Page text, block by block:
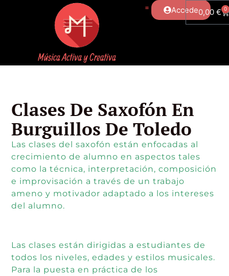
Accede0,00 € 0
Clases De Saxofón En
Burguillos De Toledo
Las clases del saxofón están enfocadas al
crecimiento de alumno en aspectos tales
como la técnica, interpretación, composición
e improvisación a través de un trabajo
ameno y motivador adaptado a los intereses
del alumno.
Las clases están dirigidas a estudiantes de
todos los niveles, edades y estilos musicales.
Para la puesta en práctica de los